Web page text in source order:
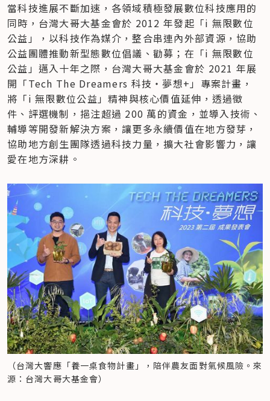
當科技進展不斷加速，各領域積極發展數位科技應用的
同時，台灣大哥大基金會於 2012 年發起「i 無限數位
公益」，以科技作為媒介，整合串連內外部資源，協助
公益團體推動新型態數位倡議、勸募；在「i 無限數位
公益」邁入十年之際，台灣大哥大基金會於 2021 年展
開「Tech The Dreamers 科技‧夢想+」專案計畫，
將「i 無限數位公益」精神與核心價值延伸，透過徵
件、評選機制，挹注超過 200 萬的資金，並導入技術、
輔導等開發新解決方案，讓更多永續價值在地方發芽，
協助地方創生團隊透過科技力量，擴大社會影響力，讓
愛在地方深耕。
（台灣大響應「養一桌食物計畫」，陪伴農友面對氣候風險。來
源：台灣大哥大基金會）